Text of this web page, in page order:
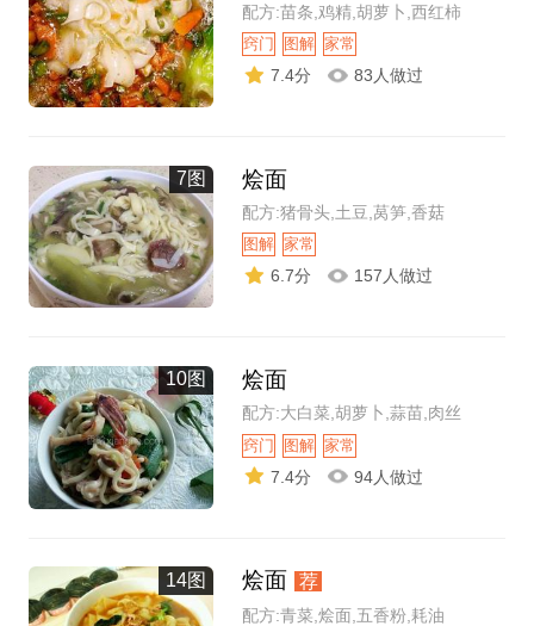
配方:苗条,鸡精,胡萝卜,西红柿
窍门 图解 家常
7.4分 83人做过
7图 烩面
配方:猪骨头,土豆,莴笋,香菇
图解 家常
6.7分 157人做过
10图 烩面
配方:大白菜,胡萝卜,蒜苗,肉丝
窍门 图解 家常
7.4分 94人做过
14图 烩面 荐
配方:青菜,烩面,五香粉,耗油